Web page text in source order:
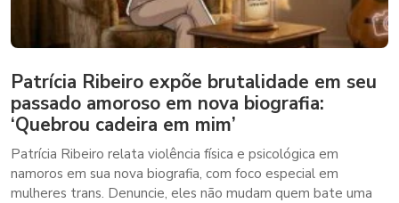
Patrícia Ribeiro expõe brutalidade em seu
passado amoroso em nova biografia:
‘Quebrou cadeira em mim’
Patrícia Ribeiro relata violência física e psicológica em
namoros em sua nova biografia, com foco especial em
mulheres trans. Denuncie, eles não mudam quem bate uma